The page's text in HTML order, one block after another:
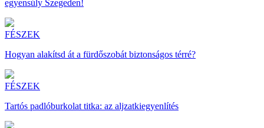
egyensúly Szegeden!
FÉSZEK
Hogyan alakítsd át a fürdőszobát biztonságos térré?
FÉSZEK
Tartós padlóburkolat titka: az aljzatkiegyenlítés